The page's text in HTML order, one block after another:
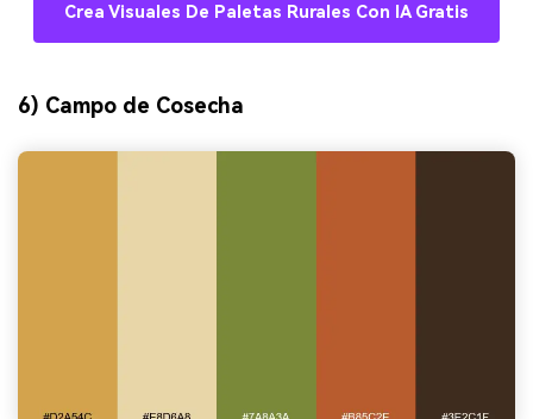
Crea Visuales De Paletas Rurales Con IA Gratis
6) Campo de Cosecha